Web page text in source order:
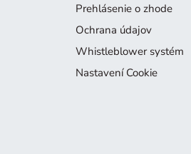
Prehlásenie o zhode
Ochrana údajov
Whistleblower systém
Nastavení Cookie